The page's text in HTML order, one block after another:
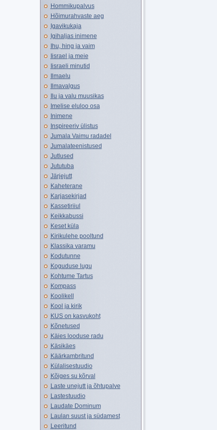
Hommikupalvus
Hõimurahvaste aeg
Igavikukaja
Igihaljas inimene
Ihu, hing ja vaim
Iisrael ja meie
Iisraeli minutid
Ilmaelu
Ilmavalgus
Ilu ja valu muusikas
Imelise eluloo osa
Inimene
Inspireeriv ülistus
Jumala Vaimu radadel
Jumalateenistused
Jutlused
Jututuba
Järjejutt
Kaheterane
Karjasekirjad
Kassetiriiul
Keikkabussi
Keset küla
Kirikulehe pooltund
Klassika varamu
Kodutunne
Koguduse lugu
Kohtume Tartus
Kompass
Koolikell
Kool ja kirik
KUS on kasvukoht
Kõnetused
Käies looduse radu
Käsikäes
Käärkambritund
Külalisestuudio
Kõiges su kõrval
Laste unejutt ja õhtupalve
Lastestuudio
Laudate Dominum
Laulan suust ja südamest
Leeritund